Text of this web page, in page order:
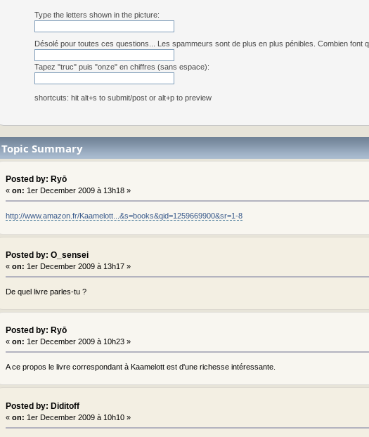
Type the letters shown in the picture:
Désolé pour toutes ces questions... Les spammeurs sont de plus en plus pénibles. Combien font
Tapez "truc" puis "onze" en chiffres (sans espace):
shortcuts: hit alt+s to submit/post or alt+p to preview
Topic Summary
Posted by: Ryō
« on: 1er December 2009 à 13h18 »
http://www.amazon.fr/Kaamelott...&s=books&qid=1259669900&sr=1-8
Posted by: O_sensei
« on: 1er December 2009 à 13h17 »
De quel livre parles-tu ?
Posted by: Ryō
« on: 1er December 2009 à 10h23 »
A ce propos le livre correspondant à Kaamelott est d'une richesse intéressante.
Posted by: Diditoff
« on: 1er December 2009 à 10h10 »